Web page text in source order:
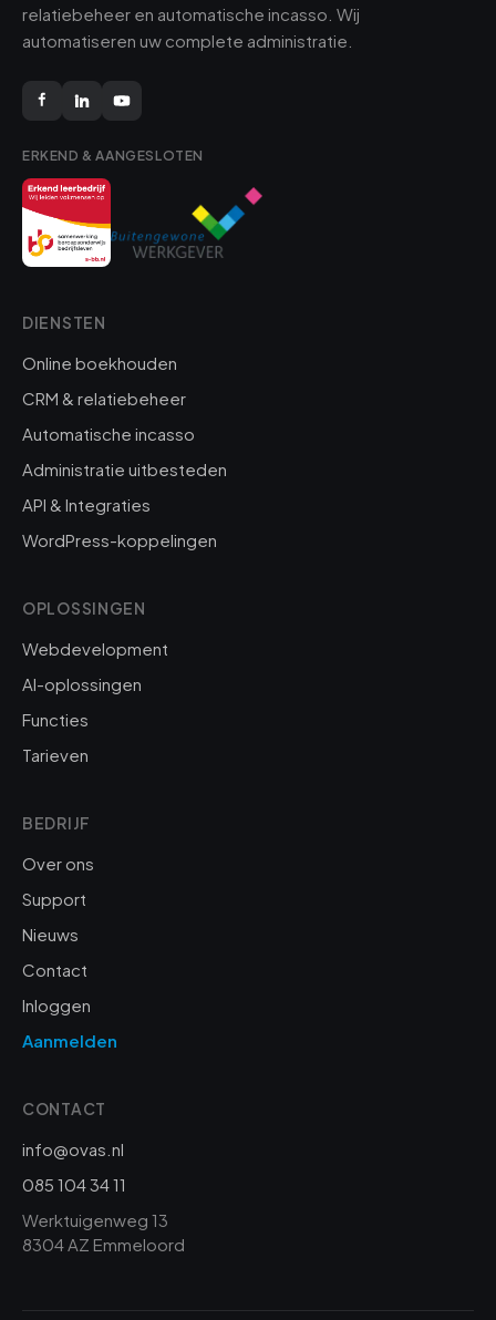
relatiebeheer en automatische incasso. Wij
automatiseren uw complete administratie.
ERKEND & AANGESLOTEN
DIENSTEN
Online boekhouden
CRM & relatiebeheer
Automatische incasso
Administratie uitbesteden
API & Integraties
WordPress-koppelingen
OPLOSSINGEN
Webdevelopment
AI-oplossingen
Functies
Tarieven
BEDRIJF
Over ons
Support
Nieuws
Contact
Inloggen
Aanmelden
CONTACT
info@ovas.nl
085 104 34 11
Werktuigenweg 13
8304 AZ Emmeloord